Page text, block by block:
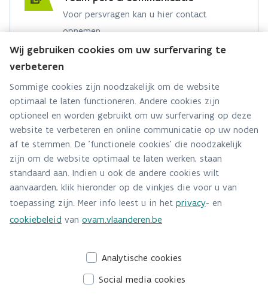
Voor persvragen kan u hier contact
opnemen.
Hebt u een persvraag? Stel ze hier:
Via contact formulier
Alle contactgegevens
Adres
Stationsstraat 110
2800 Mechelen
Route en bereikbaarheid
Telefoon
015284140
Wij gebruiken cookies om uw surfervaring te
verbeteren
Sommige cookies zijn noodzakelijk om de website
optimaal te laten functioneren. Andere cookies zijn
optioneel en worden gebruikt om uw surfervaring op deze
website te verbeteren en online communicatie op uw noden
af te stemmen. De 'functionele cookies' die noodzakelijk
zijn om de website optimaal te laten werken, staan
standaard aan. Indien u ook de andere cookies wilt
aanvaarden, klik hieronder op de vinkjes die voor u van
toepassing zijn. Meer info leest u in het privacy- en
cookiebeleid van ovam.vlaanderen.be
Analytische cookies
Social media cookies